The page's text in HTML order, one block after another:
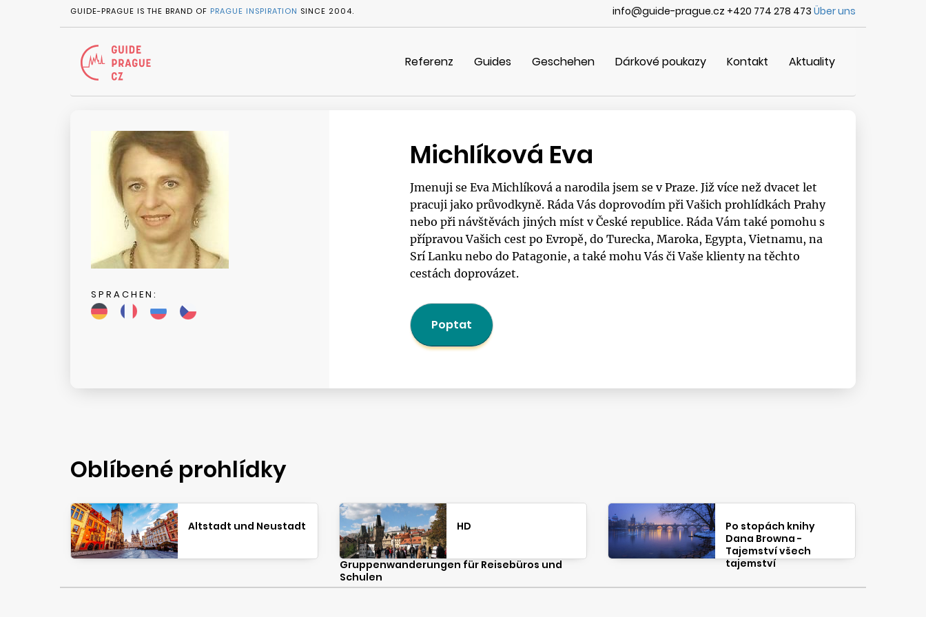
GUIDE-PRAGUE IS THE BRAND OF PRAGUE INSPIRATION SINCE 2004. info@guide-prague.cz +420 774 278 473 Über uns
Referenz Guides Geschehen Dárkové poukazy Kontakt Aktuality
SPRACHEN:
Michlíková Eva
Jmenuji se Eva Michlíková a narodila jsem se v Praze. Již více než dvacet let
pracuji jako průvodkyně. Ráda Vás doprovodím při Vašich prohlídkách Prahy
nebo při návštěvách jiných míst v České republice. Ráda Vám také pomohu s
přípravou Vašich cest po Evropě, do Turecka, Maroka, Egypta, Vietnamu, na
Srí Lanku nebo do Patagonie, a také mohu Vás či Vaše klienty na těchto
cestách doprovázet.
Poptat
Oblíbené prohlídky
Altstadt und Neustadt HD
Gruppenwanderungen für Reisebüros und
Schulen
Po stopách knihy
Dana Browna -
Tajemství všech
tajemství